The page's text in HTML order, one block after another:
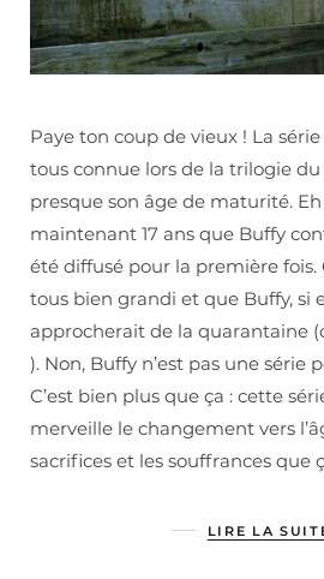
Paye ton coup de vieux ! La
tous connue lors de la trilogie
presque son âge de maturité.
maintenant 17 ans que Buffy
été diffusé pour la première fois.
tous bien grandi et que Buffy, si
approcherait de la quarantaine
). Non, Buffy n’est pas une série
C’est bien plus que ça : cette
merveille le changement vers
sacrifices et les souffrances que
LIRE LA